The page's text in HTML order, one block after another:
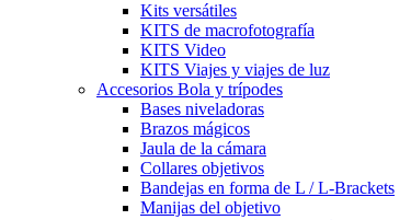
Kits versátiles
KITS de macrofotografía
KITS Video
KITS Viajes y viajes de luz
Accesorios Bola y trípodes
Bases niveladoras
Brazos mágicos
Jaula de la cámara
Collares objetivos
Bandejas en forma de L / L-Brackets
Manijas del objetivo